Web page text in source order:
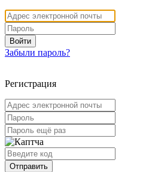
Войти
Забыли пароль?
Регистрация
Отправить